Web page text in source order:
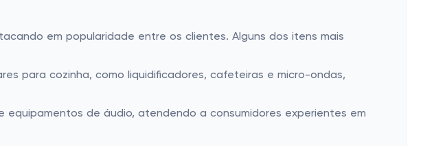
em popularidade entre os clientes. Alguns dos itens mais
para cozinha, como liquidificadores, cafeteiras e micro-ondas,
de áudio, atendendo a consumidores experientes em